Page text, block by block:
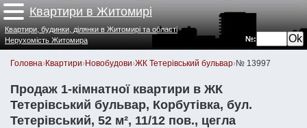
Квартири в Житомирі
№:
Квартири, будинки, ділянки в Житомирі та області
Нерухомість Житомира
Головна›Квартири›Новобудови›ЖК Тетерівський бульвар›№ 13997
Продаж 1-кімнатної квартири в ЖК
Тетерівський бульвар, Корбутівка, бул.
Тетерівський, 52 м², 11/12 пов., цегла